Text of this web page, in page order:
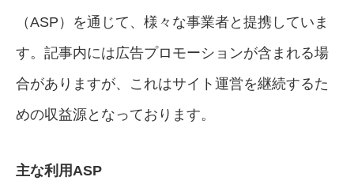
（ASP）を通じて、様々な事業者と提携していま
す。記事内には広告プロモーションが含まれる場
合がありますが、これはサイト運営を継続するた
めの収益源となっております。
主な利用ASP